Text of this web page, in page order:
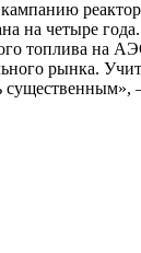
на четыре
топлива
рынка.